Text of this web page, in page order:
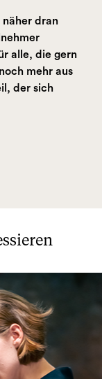
näher dran
alle, die gern
mehr aus
der sich